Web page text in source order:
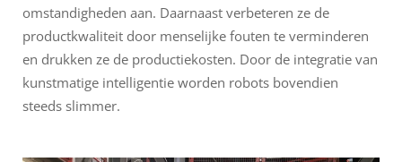
omstandigheden aan. Daarnaast verbeteren ze de
productkwaliteit door menselijke fouten te verminderen
en drukken ze de productiekosten. Door de integratie van
kunstmatige intelligentie worden robots bovendien
steeds slimmer.